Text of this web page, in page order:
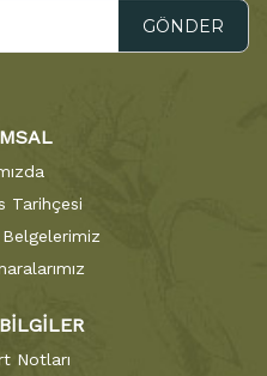
GÖNDER
Tarihçesi
Notları